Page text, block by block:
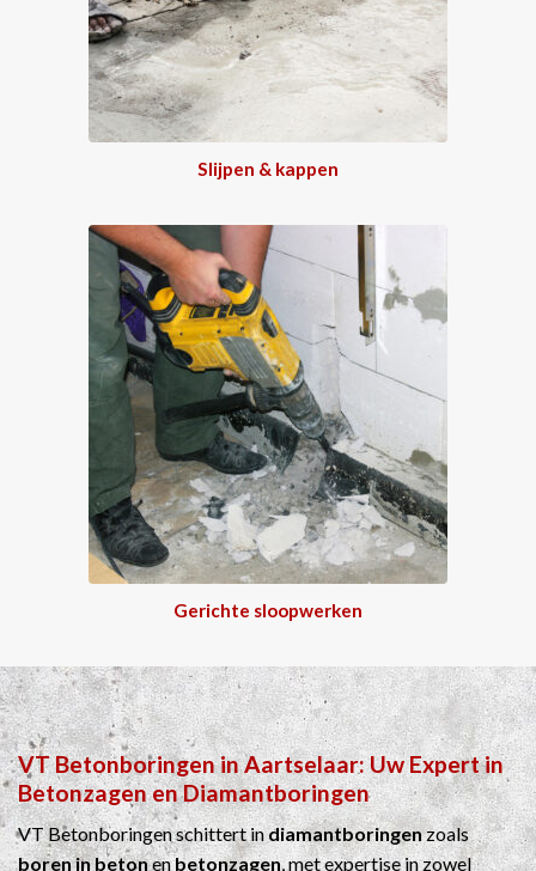
Slijpen & kappen
Gerichte sloopwerken
VT BetonboringeninAartselaar: Uw Expert in
BetonzagenenDiamantboringen
VT Betonboringen schittert indiamantboringenzoals
boren in betonenbetonzagen, met expertise in zowel